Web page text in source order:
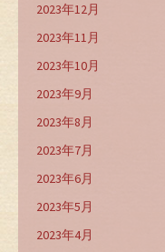
2023年12月
2023年11月
2023年10月
2023年9月
2023年8月
2023年7月
2023年6月
2023年5月
2023年4月